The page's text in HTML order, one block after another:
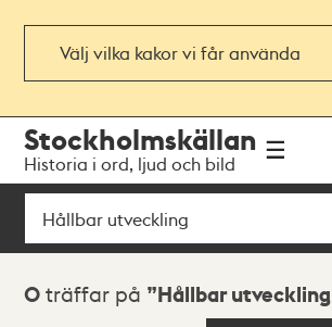
Välj vilka kakor vi får använda
navigationen
huvudinnehållet
Stockholmskällan
Historia i ord, ljud och bild
Sök
Sökresultat
0 träffar på Hållbar utveckling